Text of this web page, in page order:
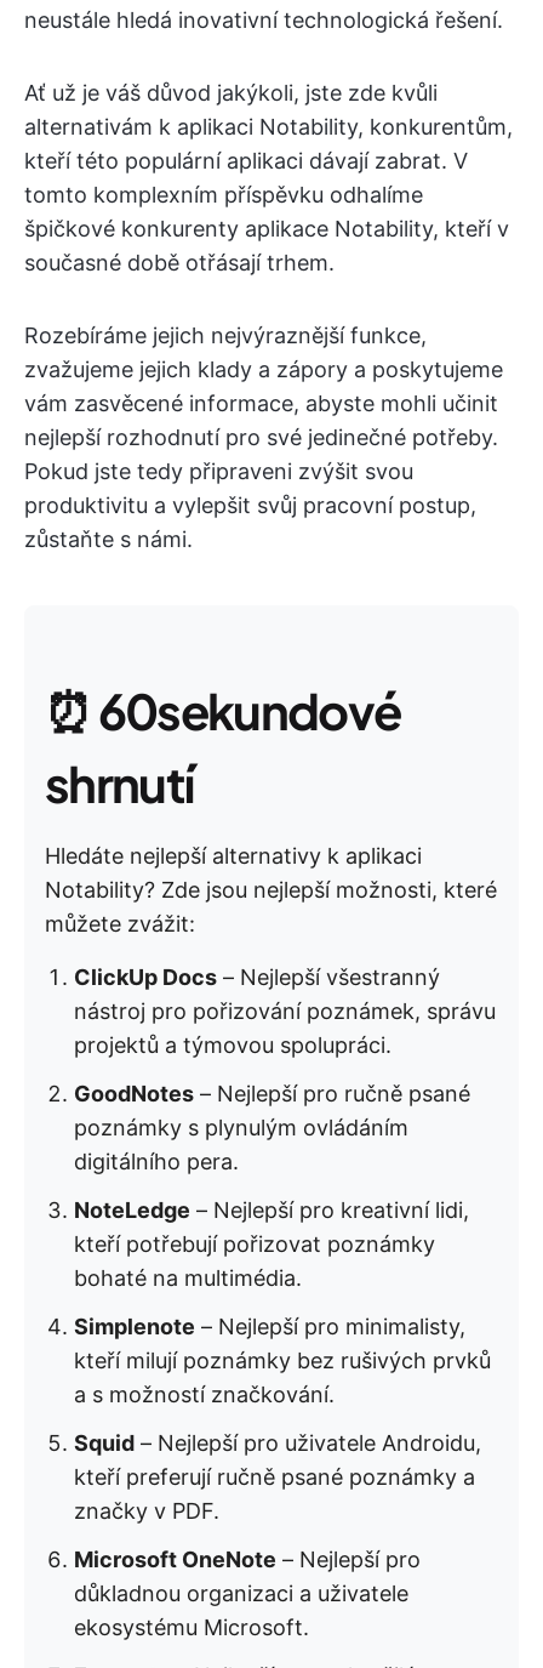
neustále hledá inovativní technologická řešení.
Ať už je váš důvod jakýkoli, jste zde kvůli
alternativám k aplikaci Notability, konkurentům,
kteří této populární aplikaci dávají zabrat. V
tomto komplexním příspěvku odhalíme
špičkové konkurenty aplikace Notability, kteří v
současné době otřásají trhem.
Rozebíráme jejich nejvýraznější funkce,
zvažujeme jejich klady a zápory a poskytujeme
vám zasvěcené informace, abyste mohli učinit
nejlepší rozhodnutí pro své jedinečné potřeby.
Pokud jste tedy připraveni zvýšit svou
produktivitu a vylepšit svůj pracovní postup,
zůstaňte s námi.
⏰60sekundové
shrnutí
Hledáte nejlepší alternativy k aplikaci
Notability? Zde jsou nejlepší možnosti, které
můžete zvážit:
ClickUp Docs – Nejlepší všestranný
nástroj pro pořizování poznámek, správu
projektů a týmovou spolupráci.
GoodNotes – Nejlepší pro ručně psané
poznámky s plynulým ovládáním
digitálního pera.
NoteLedge – Nejlepší pro kreativní lidi,
kteří potřebují pořizovat poznámky
bohaté na multimédia.
Simplenote – Nejlepší pro minimalisty,
kteří milují poznámky bez rušivých prvků
a s možností značkování.
Squid – Nejlepší pro uživatele Androidu,
kteří preferují ručně psané poznámky a
značky v PDF.
Microsoft OneNote – Nejlepší pro
důkladnou organizaci a uživatele
ekosystému Microsoft.